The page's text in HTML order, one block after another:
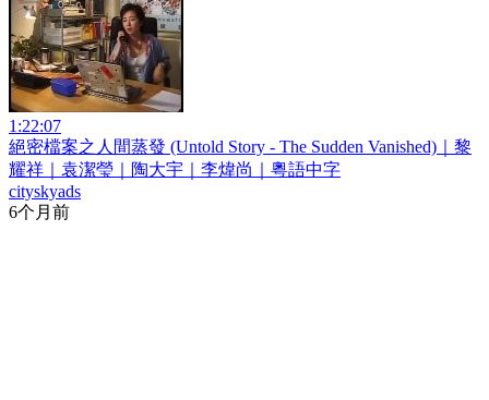
1:22:07
絕密檔案之人間蒸發 (Untold Story - The Sudden Vanished)｜黎
耀祥｜袁潔瑩｜陶大宇｜李煒尚｜粵語中字
cityskyads
6个月前